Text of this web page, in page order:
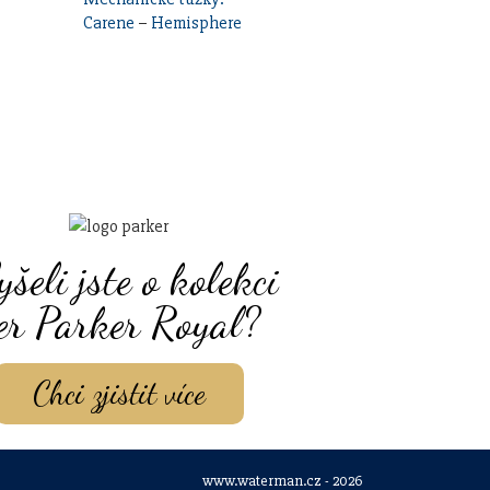
Carene – Hemisphere
jste o kolekci
Parker Royal?
Chci zjistit více
www.waterman.cz - 2026